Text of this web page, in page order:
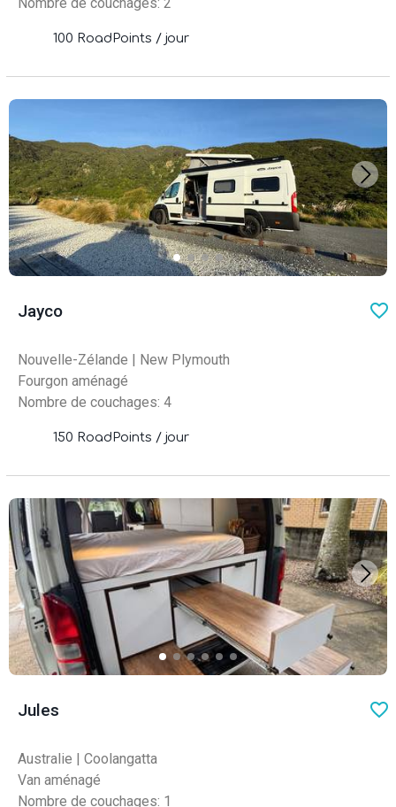
100 RoadPoints / jour
Jayco
Nouvelle-Zélande | New Plymouth
Fourgon aménagé
Nombre de couchages: 4
150 RoadPoints / jour
Jules
Australie | Coolangatta
Van aménagé
Nombre de couchages: 1